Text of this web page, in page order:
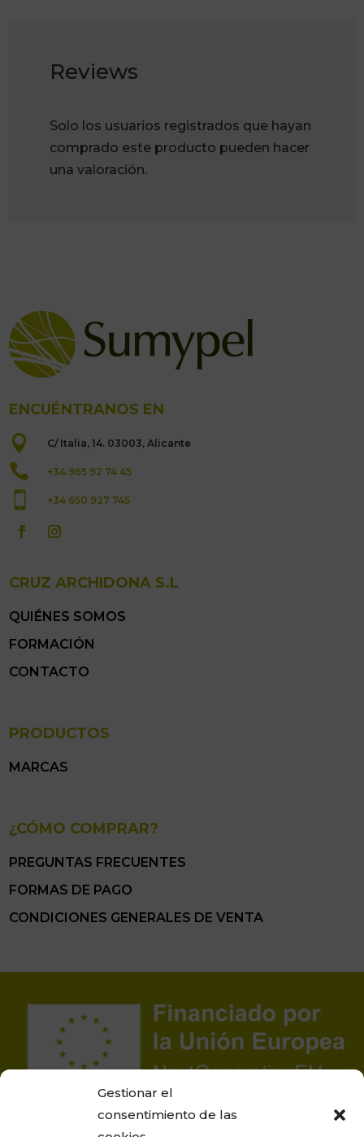
Gestionar el
consentimiento de las
Reviews
Solo los usuarios registrados que hayan
comprado este producto pueden hacer
una valoración.
ENCUÉNTRANOS EN
 C/ Italia, 14. 03003, Alicante
 +34 965 92 74 45
+34 650 927 745
CRUZ ARCHIDONA S.L
QUIÉNES SOMOS
FORMACIÓN
CONTACTO
PRODUCTOS
MARCAS
¿CÓMO COMPRAR?
PREGUNTAS FRECUENTES
FORMAS DE PAGO
CONDICIONES GENERALES DE VENTA